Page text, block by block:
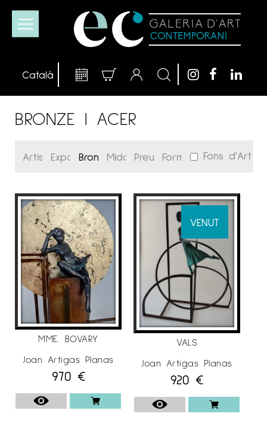
BRONZE I ACER
Fons d'Art
MME. BOVARY
Joan Artigas Planas
970 €
VENUT
VALS
Joan Artigas Planas
920 €